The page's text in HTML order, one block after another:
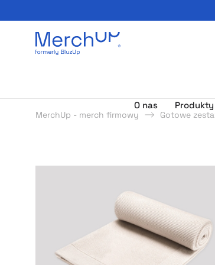
Odzież reklamowa z nadrukiem i gadżety
O nas Produkty
MerchUp - merch firmowy Gotowe